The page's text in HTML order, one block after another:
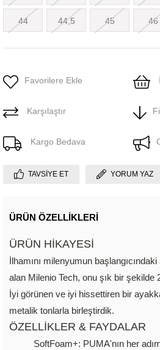
44 44,5 45 46
Favorilere Ekle
Karşılaştır
Kargo Bedava
TAVSIYE ET YORUM YAZ
ÜRÜN ÖZELLIKLERI
ÜRÜN HİKAYESİ
İlhamını milenyumun
alan Milenio Tech, onu şık bir şekilde
İyi görünen ve iyi hissettiren bir
metalik tonlarla birleştirdik.
ÖZELLİKLER & FAYDALAR
SoftFoam+: PUMA'nın her